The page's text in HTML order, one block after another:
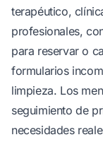
terapéutico,
profesionales,
para reservar o
formularios
limpieza. Los
seguimiento de
necesidades